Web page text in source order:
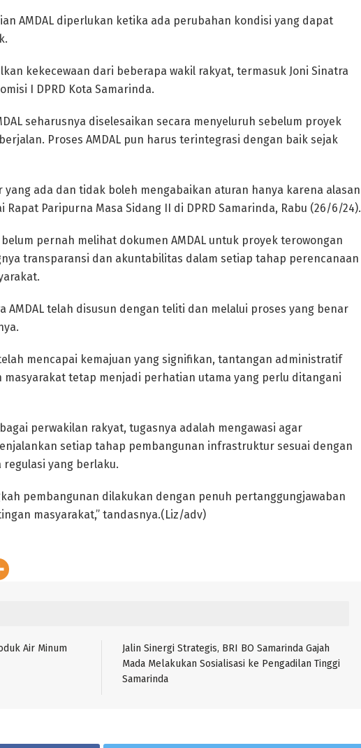
AMDAL diperlukan ketika ada perubahan kondisi yang dapat
kekecewaan dari beberapa wakil rakyat, termasuk Joni Sinatra
I DPRD Kota Samarinda.
seharusnya diselesaikan secara menyeluruh sebelum proyek
Proses AMDAL pun harus terintegrasi dengan baik sejak
yang ada dan tidak boleh mengabaikan aturan hanya karena alasan
Rapat Paripurna Masa Sidang II di DPRD Samarinda, Rabu (26/6/24).
pernah melihat dokumen AMDAL untuk proyek terowongan
transparansi dan akuntabilitas dalam setiap tahap perencanaan
AMDAL telah disusun dengan teliti dan melalui proses yang benar
mencapai kemajuan yang signifikan, tantangan administratif
masyarakat tetap menjadi perhatian utama yang perlu ditangani
perwakilan rakyat, tugasnya adalah mengawasi agar
setiap tahap pembangunan infrastruktur sesuai dengan
yang berlaku.
pembangunan dilakukan dengan penuh pertanggungjawaban
masyarakat,” tandasnya.(Liz/adv)
Air Minum
Jalin Sinergi Strategis, BRI BO Samarinda Gajah
Mada Melakukan Sosialisasi ke Pengadilan Tinggi
Samarinda